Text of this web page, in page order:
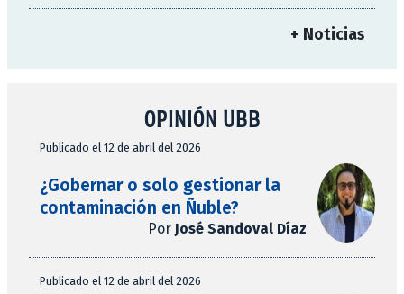
+ Noticias
OPINIÓN UBB
Publicado el 12 de abril del 2026
¿Gobernar o solo gestionar la
contaminación en Ñuble?
Por José Sandoval Díaz
Publicado el 12 de abril del 2026